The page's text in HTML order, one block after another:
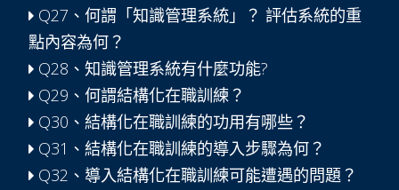
Q27、何謂「知識管理系統」？ 評估系統的重
點內容為何？
Q28、知識管理系統有什麼功能?
Q29、何謂結構化在職訓練？
Q30、結構化在職訓練的功用有哪些？
Q31、結構化在職訓練的導入步驟為何？
Q32、導入結構化在職訓練可能遭遇的問題？